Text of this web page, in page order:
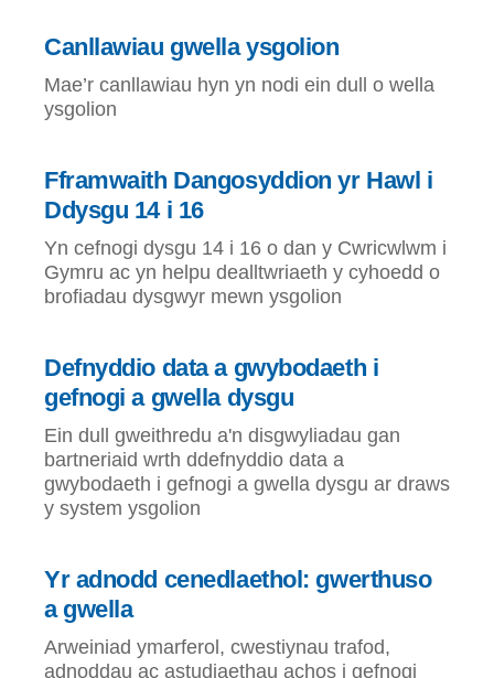
Canllawiau gwella ysgolion
Mae’r canllawiau hyn yn nodi ein dull o wella
ysgolion
Fframwaith Dangosyddion yr Hawl i
Ddysgu 14 i 16
Yn cefnogi dysgu 14 i 16 o dan y Cwricwlwm i
Gymru ac yn helpu dealltwriaeth y cyhoedd o
brofiadau dysgwyr mewn ysgolion
Defnyddio data a gwybodaeth i
gefnogi a gwella dysgu
Ein dull gweithredu a'n disgwyliadau gan
bartneriaid wrth ddefnyddio data a
gwybodaeth i gefnogi a gwella dysgu ar draws
y system ysgolion
Yr adnodd cenedlaethol: gwerthuso
a gwella
Arweiniad ymarferol, cwestiynau trafod,
adnoddau ac astudiaethau achos i gefnogi